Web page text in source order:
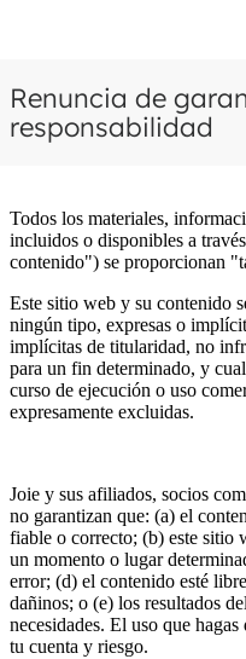
Renuncia de
responsabilidad
Todos los materiales,
incluidos o disponibles a
contenido") se proporcionan
Este sitio web y su contenido
ningún tipo, expresas o
implícitas de titularidad, no
para un fin determinado, y
curso de ejecución o uso
expresamente excluidas.
Joie y sus afiliados, socios
no garantizan que: (a) el
fiable o correcto; (b) este sitio
un momento o lugar
error; (d) el contenido esté
dañinos; o (e) los resultados
necesidades. El uso que
tu cuenta y riesgo.